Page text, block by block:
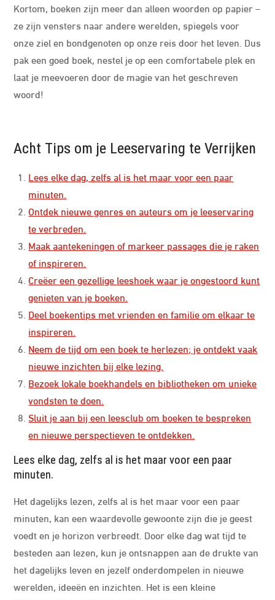
Kortom, boeken zijn meer dan alleen woorden op papier –
ze zijn vensters naar andere werelden, spiegels voor
onze ziel en bondgenoten op onze reis door het leven. Dus
pak een goed boek, nestel je op een comfortabele plek en
laat je meevoeren door de magie van het geschreven
woord!
Acht Tips om je Leeservaring te Verrijken
Lees elke dag, zelfs al is het maar voor een paar
minuten.
Ontdek nieuwe genres en auteurs om je leeservaring
te verbreden.
Maak aantekeningen of markeer passages die je raken
of inspireren.
Creëer een gezellige leeshoek waar je ongestoord kunt
genieten van je boeken.
Deel boekentips met vrienden en familie om elkaar te
inspireren.
Neem de tijd om een boek te herlezen; je ontdekt vaak
nieuwe inzichten bij elke lezing.
Bezoek lokale boekhandels en bibliotheken om unieke
vondsten te doen.
Sluit je aan bij een leesclub om boeken te bespreken
en nieuwe perspectieven te ontdekken.
Lees elke dag, zelfs al is het maar voor een paar
minuten.
Het dagelijks lezen, zelfs al is het maar voor een paar
minuten, kan een waardevolle gewoonte zijn die je geest
voedt en je horizon verbreedt. Door elke dag wat tijd te
besteden aan lezen, kun je ontsnappen aan de drukte van
het dagelijks leven en jezelf onderdompelen in nieuwe
werelden, ideeën en inzichten. Het is een kleine